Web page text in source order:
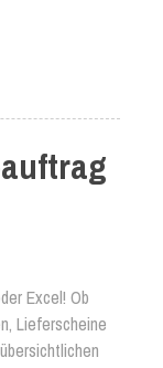
Excel! Ob
Lieferscheine